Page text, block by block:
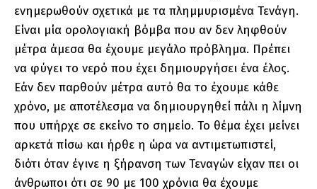
ενημερωθούν σχετικά με τα πλημμυρισμένα Τενάγη.
Είναι μία ορολογιακή βόμβα που αν δεν ληφθούν
μέτρα άμεσα θα έχουμε μεγάλο πρόβλημα. Πρέπει
να φύγει το νερό που έχει δημιουργήσει ένα έλος.
Εάν δεν παρθούν μέτρα αυτό θα το έχουμε κάθε
χρόνο, με αποτέλεσμα να δημιουργηθεί πάλι η λίμνη
που υπήρχε σε εκείνο το σημείο. Το θέμα έχει μείνει
αρκετά πίσω και ήρθε η ώρα να αντιμετωπιστεί,
διότι όταν έγινε η ξήρανση των Τεναγών είχαν πει οι
άνθρωποι ότι σε 90 με 100 χρόνια θα έχουμε